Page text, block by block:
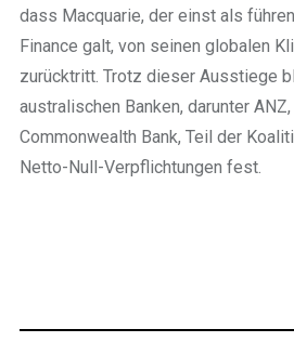
dass Macquarie, der einst als
Finance galt, von seinen globalen
zurücktritt. Trotz dieser Ausstiege
australischen Banken, darunter
Commonwealth Bank, Teil der
Netto-Null-Verpflichtungen fest.